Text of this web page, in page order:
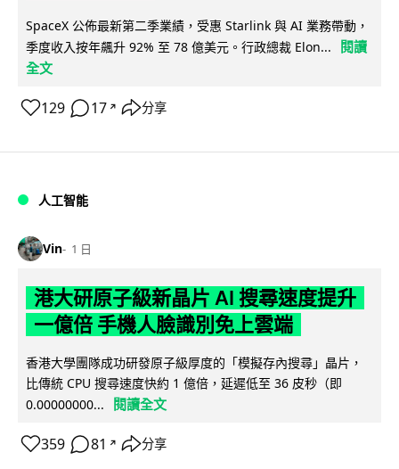
SpaceX 公佈最新第二季業績，受惠 Starlink 與 AI 業務帶動，
季度收入按年飆升 92% 至 78 億美元。行政總裁 Elon...
閱讀
全文
129 17 ↗ 分享
人工智能
Vin 1 日
港大研原子級新晶片 AI 搜尋速度提升
一億倍 手機人臉識別免上雲端
香港大學團隊成功研發原子級厚度的「模擬存內搜尋」晶片，
比傳統 CPU 搜尋速度快約 1 億倍，延遲低至 36 皮秒（即
0.00000000...
閱讀全文
359 81 ↗ 分享